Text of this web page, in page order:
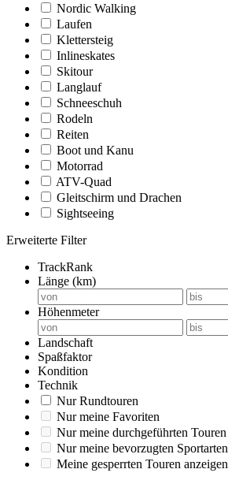
Nordic Walking
Laufen
Klettersteig
Inlineskates
Skitour
Langlauf
Schneeschuh
Rodeln
Reiten
Boot und Kanu
Motorrad
ATV-Quad
Gleitschirm und Drachen
Sightseeing
Erweiterte Filter
TrackRank
Länge (km)
Höhenmeter
Landschaft
Spaßfaktor
Kondition
Technik
Nur Rundtouren
Nur meine Favoriten
Nur meine durchgeführten Touren
Nur meine bevorzugten Sportarten
Meine gesperrten Touren anzeigen